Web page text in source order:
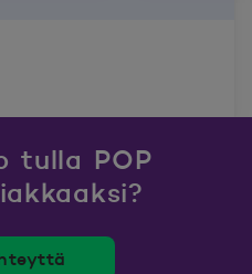
tulla POP